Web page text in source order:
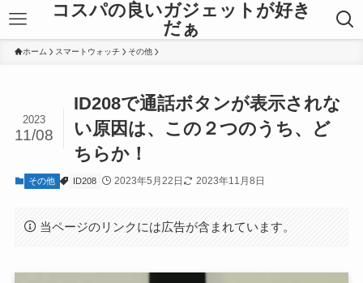
コスパの良いガジェットが好き
だぁ
ホーム スマートウォッチ その他
ID208で通話ボタンが表示されな
い原因は、この２つのうち、ど
ちらか！
2023
11/08
その他 ID208 2023年5月22日 2023年11月8日
当ページのリンクには広告が含まれています。